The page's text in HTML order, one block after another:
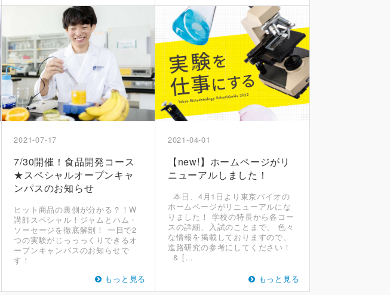
2021-07-17
7/30開催！食品開発コース
★スペシャルオープンキャ
ンパスのお知らせ
ヒット商品の裏側が分かる？！W
講師スペシャル！ジャムとハム・
ソーセージを徹底解剖！ 一日で2
つの実験がじっっっくりできるオ
ープンキャンパスのお知らせで
す！
もっと見る
2021-04-01
【new!】ホームページがリ
ニューアルしました！
本日、4月1日より東京バイオの
ホームページがリニューアルにな
りました！ 学校の特長から各コー
スの詳細、入試のことまで、 色々
な情報を掲載しておりますので、
進路研究の参考にしてください！
& […
もっと見る